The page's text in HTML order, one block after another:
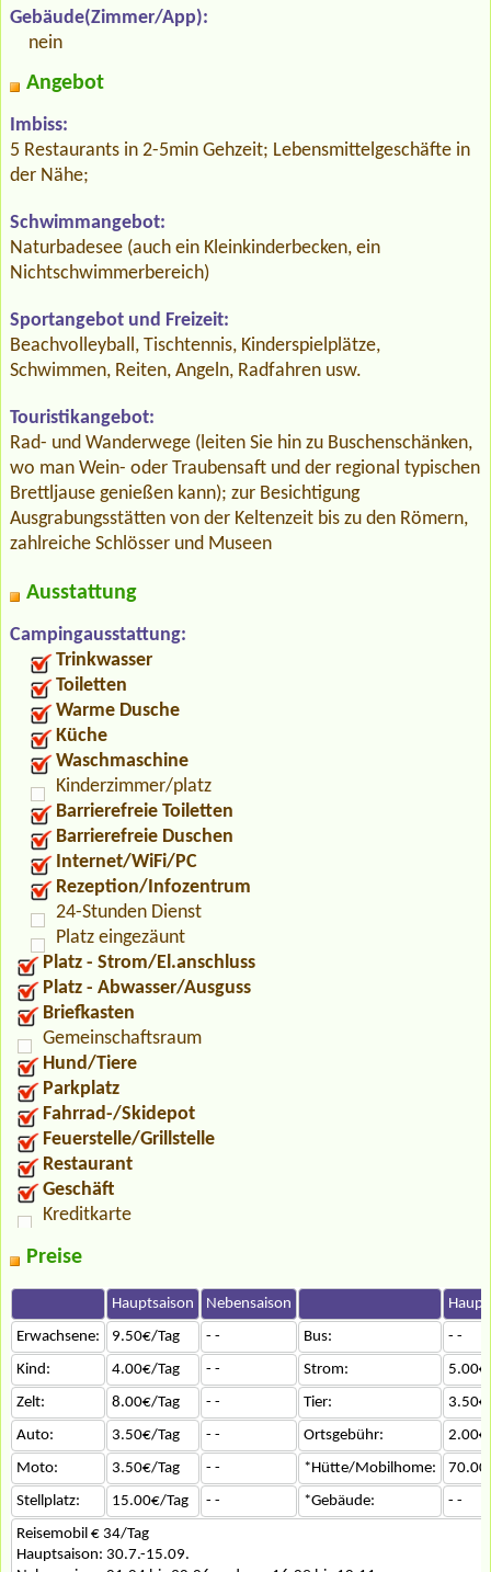
Gebäude(Zimmer/App):
nein
Angebot
Imbiss:
5 Restaurants in 2-5min Gehzeit; Lebensmittelgeschäfte in
der Nähe;
Schwimmangebot:
Naturbadesee (auch ein Kleinkinderbecken, ein
Nichtschwimmerbereich)
Sportangebot und Freizeit:
Beachvolleyball, Tischtennis, Kinderspielplätze,
Schwimmen, Reiten, Angeln, Radfahren usw.
Touristikangebot:
Rad- und Wanderwege (leiten Sie hin zu Buschenschänken,
wo man Wein- oder Traubensaft und der regional typischen
Brettljause genießen kann); zur Besichtigung
Ausgrabungsstätten von der Keltenzeit bis zu den Römern,
zahlreiche Schlösser und Museen
Ausstattung
Campingausstattung:
Trinkwasser
Toiletten
Warme Dusche
Küche
Waschmaschine
Kinderzimmer/platz
Barrierefreie Toiletten
Barrierefreie Duschen
Internet/WiFi/PC
Rezeption/Infozentrum
24-Stunden Dienst
Platz eingezäunt
Platz - Strom/El.anschluss
Platz - Abwasser/Ausguss
Briefkasten
Gemeinschaftsraum
Hund/Tiere
Parkplatz
Fahrrad-/Skidepot
Feuerstelle/Grillstelle
Restaurant
Geschäft
Kreditkarte
Preise
Hauptsaison Nebensaison
Erwachsene:
9.50€/Tag - - Bus:
- -
Kind:
4.00€/Tag - - Strom:
Zelt:
8.00€/Tag - - Tier:
Auto:
3.50€/Tag - - Ortsgebühr:
Moto:
3.50€/Tag - - *Hütte/Mobilhome:
Stellplatz:
15.00€/Tag - - *Gebäude:
- -
Reisemobil € 34/Tag
Hauptsaison: 30.7.-15.09.